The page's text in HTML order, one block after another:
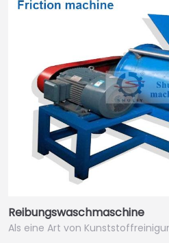
Reibungswaschmaschine
Als eine Art von